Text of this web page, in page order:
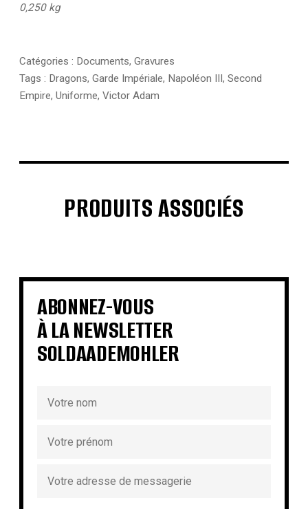
0,250 kg
Catégories : Documents, Gravures
Tags : Dragons, Garde Impériale, Napoléon III, Second
Empire, Uniforme, Victor Adam
PRODUITS ASSOCIÉS
€ € €
€ € €
€ €
ABONNEZ-VOUS
À LA NEWSLETTER
SOLDAADEMOHLER